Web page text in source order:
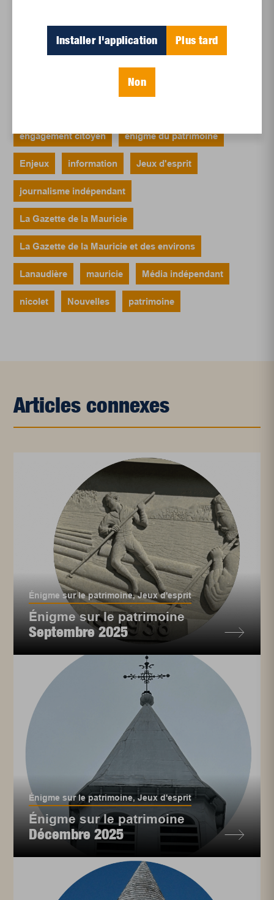
engagement citoyen énigme du patrimoine
Enjeux information Jeux d'esprit
journalisme indépendant
La Gazette de la Mauricie
La Gazette de la Mauricie et des environs
Lanaudière mauricie Média indépendant
nicolet Nouvelles patrimoine
Articles connexes
Énigme sur le patrimoine,Jeux d'esprit
Énigme sur le patrimoine
Septembre 2025
Énigme sur le patrimoine,Jeux d'esprit
Énigme sur le patrimoine
Décembre 2025
Installer l'application Plus tard
Non